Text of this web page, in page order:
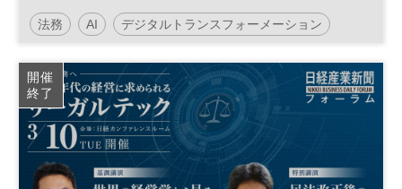
法務 AI デジタルトランスフォーメーション
人工知能 経営 デジタル DX 参加無料
リーガルテック
開催
終了